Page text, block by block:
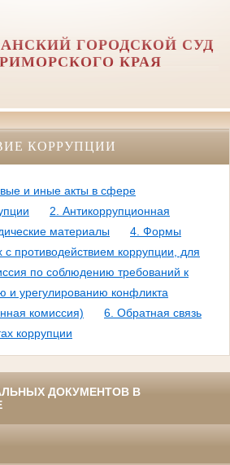
ГОРОДСКОЙ СУД
КРАЯ
КОРРУПЦИИ
и иные акты в сфере
2. Антикоррупционная
материалы
4. Формы
с противодействием коррупции, для
по соблюдению требований к
и урегулированию конфликта
комиссия)
6. Обратная связь
коррупции
ДОКУМЕНТОВ В